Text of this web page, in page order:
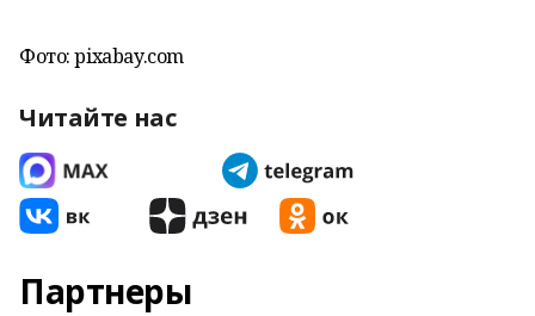
Фото: pixabay.com
Читайте нас
Партнеры